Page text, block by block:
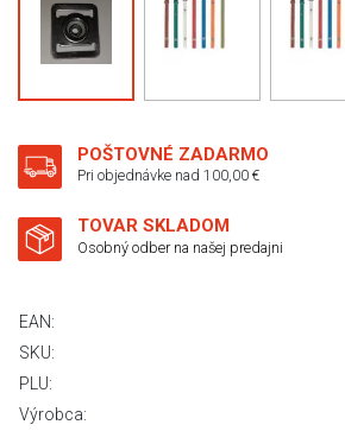
POŠTOVNÉ ZADARMO
Pri objednávke nad 100,00 €
TOVAR SKLADOM
Osobný odber na našej predajni
EAN:
SKU:
PLU:
Výrobca: